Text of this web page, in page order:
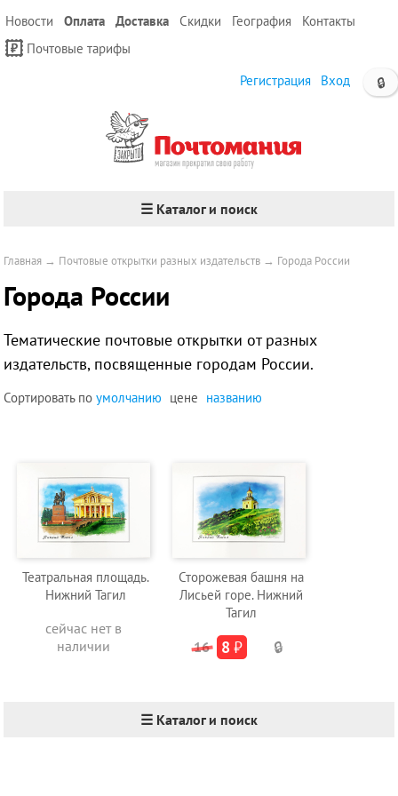
Новости Оплата Доставка Скидки География
Контакты
Почтовые тарифы
🔒
Регистрация Вход
☰ Каталог и поиск
Главная → Почтовые открытки разных издательств → Города России
Города России
Тематические почтовые открыткиот разных
издательств, посвященные городам России.
Сортировать поумолчанию цене названию
Театральная площадь.
Нижний Тагил
сейчас нет в
наличии
Сторожевая башня на
Лисьей горе. Нижний
Тагил
16 8 ₽ 🔒
☰ Каталог и поиск